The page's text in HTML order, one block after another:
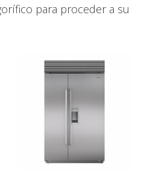
para proceder a su